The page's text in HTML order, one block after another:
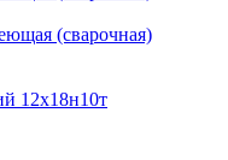
(сварочная)
12х18н10т